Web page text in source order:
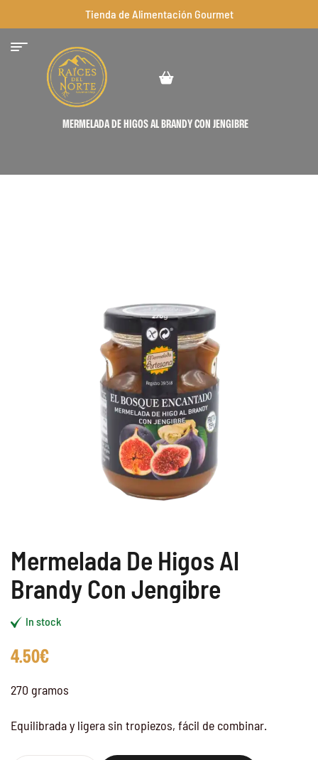
Tienda de Alimentación Gourmet
MERMELADA DE HIGOS AL BRANDY CON JENGIBRE
Mermelada De Higos Al
Brandy Con Jengibre
In stock
4.50€
270 gramos
Equilibrada y ligera sin tropiezos, fácil de combinar.